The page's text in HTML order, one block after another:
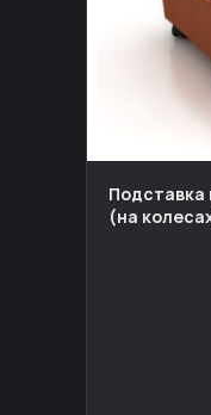
Подставка
(на